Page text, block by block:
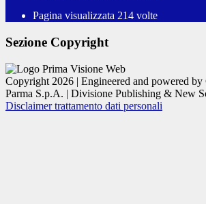
Pagina visualizzata 214 volte
Sezione Copyright
Copyright 2026 | Engineered and powered by
Parma S.p.A. | Divisione Publishing & New
Disclaimer trattamento dati personali